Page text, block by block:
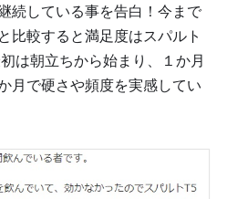
続している事を告白！今まで
比較すると満足度はスパルト
は朝立ちから始まり、１か月
月で硬さや頻度を実感してい